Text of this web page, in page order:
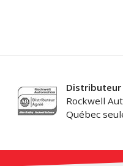
Distributeur
Rockwell
Québec